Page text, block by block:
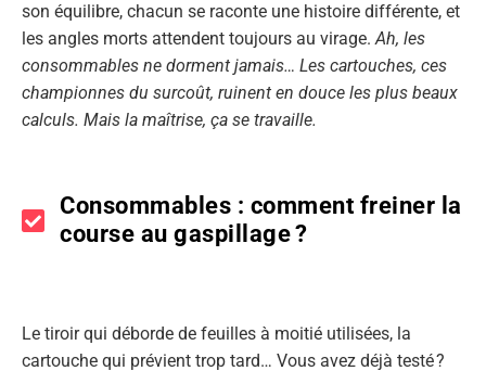
son équilibre, chacun se raconte une histoire différente, et
les angles morts attendent toujours au virage.Ah, les
consommables ne dorment jamais… Les cartouches, ces
championnes du surcoût, ruinent en douce les plus beaux
calculs. Mais la maîtrise, ça se travaille.
Consommables : comment freiner la
course au gaspillage ?
Le tiroir qui déborde de feuilles à moitié utilisées, la
cartouche qui prévient trop tard… Vous avez déjà testé ?